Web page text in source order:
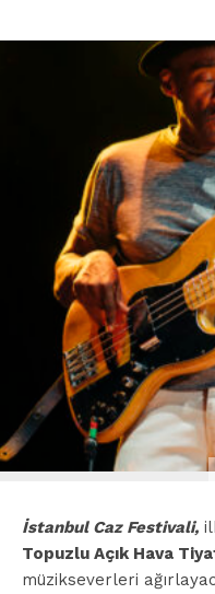
İstanbul Caz Festivali,
Topuzlu Açık Hava
müzikseverleri